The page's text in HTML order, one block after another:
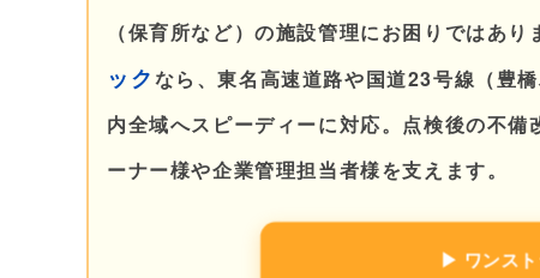
（保育所など）の施設管理にお困りではあ
ックなら、東名高速道路や国道23号線（豊
内全域へスピーディーに対応。点検後の不
ーナー様や企業管理担当者様を支えます。
▶ ワンスト